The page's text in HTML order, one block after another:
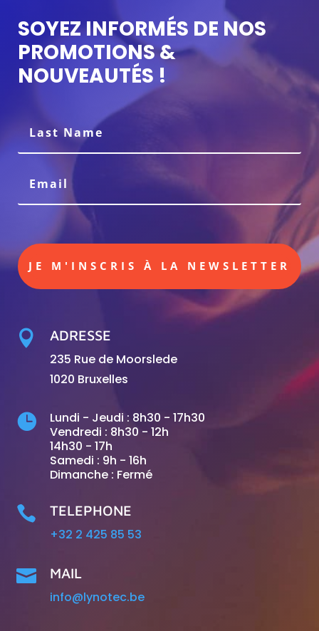
SOYEZ INFORMÉS DE NOS
PROMOTIONS &
NOUVEAUTÉS !
JE M'INSCRIS À LA NEWSLETTER

ADRESSE
235 Rue de Moorslede
1020 Bruxelles

Lundi - Jeudi : 8h30 - 17h30
Vendredi : 8h30 - 12h
14h30 - 17h
Samedi : 9h - 16h
Dimanche : Fermé

TELEPHONE
+32 2 425 85 53

MAIL
info@lynotec.be